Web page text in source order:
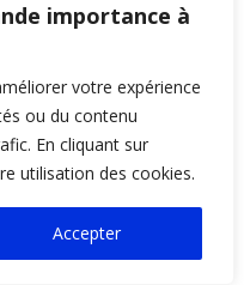
importance à
votre expérience
ou du contenu
En cliquant sur
utilisation des cookies.
Accepter
Marabout Taslimy à
Rituel de retour
à Sainte-Anne,
vous ?
sur WhatsApp
immédiate !